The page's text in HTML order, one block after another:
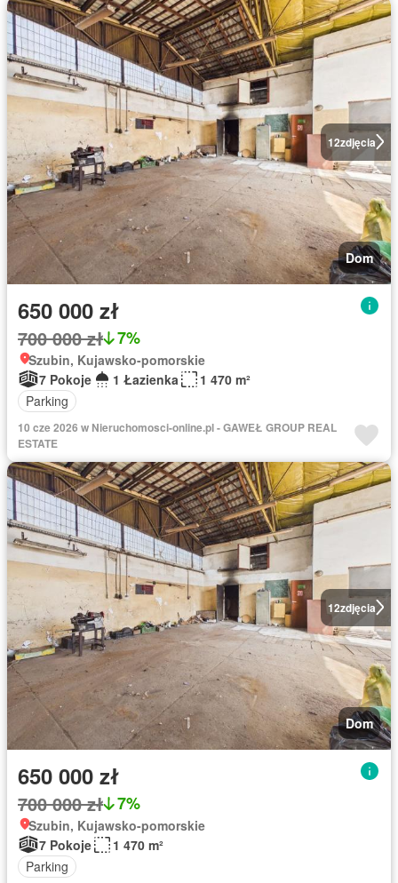
12zdjęcia
Dom
650 000 zł
700 000 zł 7%
Szubin, Kujawsko-pomorskie
7 Pokoje
1 Łazienka
1 470 m²
Parking
10 cze 2026 w Nieruchomosci-online.pl - GAWEŁ GROUP REAL
ESTATE
12zdjęcia
Dom
650 000 zł
700 000 zł 7%
Szubin, Kujawsko-pomorskie
7 Pokoje
1 470 m²
Parking